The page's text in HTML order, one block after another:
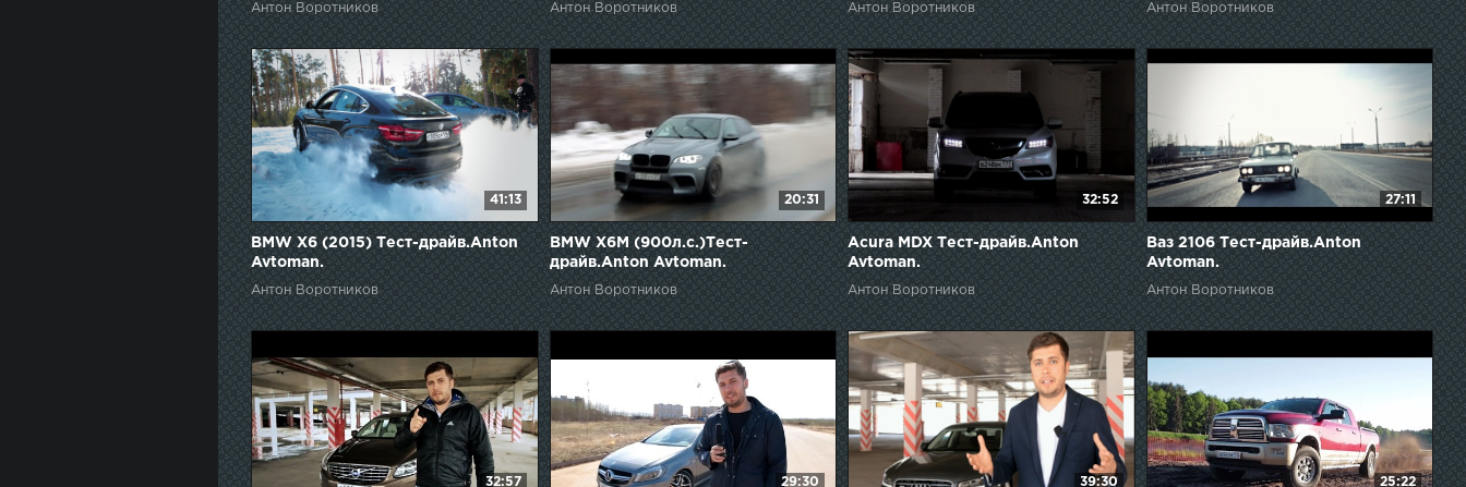
Антон Воротников Антон Воротников Антон Воротников Антон Воротников
41:13
BMW X6 (2015) Тест-драйв.Anton
Avtoman.
Антон Воротников
20:31
BMW X6M (900л.с.)Тест-
драйв.Anton Avtoman.
Антон Воротников
32:52
Acura MDX Тест-драйв.Anton
Avtoman.
Антон Воротников
27:11
Ваз 2106 Тест-драйв.Anton
Avtoman.
Антон Воротников
32:57 29:30 39:30 25:22